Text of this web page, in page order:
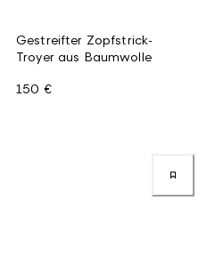
Gestreifter Zopfstrick-
Troyer aus Baumwolle
150 €